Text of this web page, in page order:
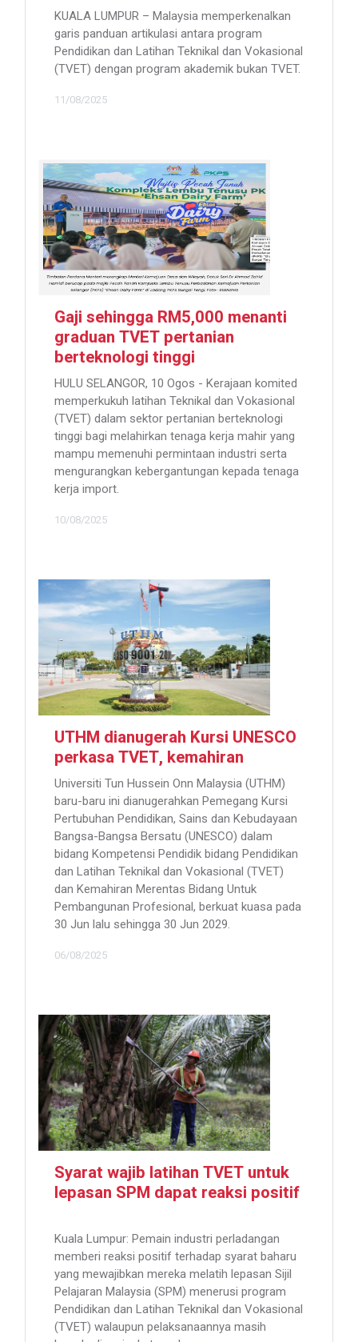
KUALA LUMPUR – Malaysia memperkenalkan
garis panduan artikulasi antara program
Pendidikan dan Latihan Teknikal dan Vokasional
(TVET) dengan program akademik bukan TVET.
11/08/2025
Gaji sehingga RM5,000 menanti
graduan TVET pertanian
berteknologi tinggi
HULU SELANGOR, 10 Ogos - Kerajaan komited
memperkukuh latihan Teknikal dan Vokasional
(TVET) dalam sektor pertanian berteknologi
tinggi bagi melahirkan tenaga kerja mahir yang
mampu memenuhi permintaan industri serta
mengurangkan kebergantungan kepada tenaga
kerja import.
10/08/2025
UTHM dianugerah Kursi UNESCO
perkasa TVET, kemahiran
Universiti Tun Hussein Onn Malaysia (UTHM)
baru-baru ini dianugerahkan Pemegang Kursi
Pertubuhan Pendidikan, Sains dan Kebudayaan
Bangsa-Bangsa Bersatu (UNESCO) dalam
bidang Kompetensi Pendidik bidang Pendidikan
dan Latihan Teknikal dan Vokasional (TVET)
dan Kemahiran Merentas Bidang Untuk
Pembangunan Profesional, berkuat kuasa pada
30 Jun lalu sehingga 30 Jun 2029.
06/08/2025
Syarat wajib latihan TVET untuk
lepasan SPM dapat reaksi positif
Kuala Lumpur: Pemain industri perladangan
memberi reaksi positif terhadap syarat baharu
yang mewajibkan mereka melatih lepasan Sijil
Pelajaran Malaysia (SPM) menerusi program
Pendidikan dan Latihan Teknikal dan Vokasional
(TVET) walaupun pelaksanaannya masih